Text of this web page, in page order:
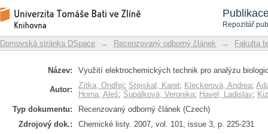
Repozitář
Využití elektrochemických technik
Repozitář DSpace/Manakin
Domovská stránka DSpace → Recenzovaný odborný článek → Fakulta
Název: Využití elektrochemických technik pro analýzu
Autor: Zítka, Ondřej; Stejskal, Karel ; Kleckerová, Andrea;
Horna, Aleš; Šupálková, Veronika; Havel, Ladislav;
Typ dokumentu:
Recenzovaný odborný článek (Czech)
Zdrojový dok.:
Chemické listy. 2007, vol. 101, issue 3, p. 225-231